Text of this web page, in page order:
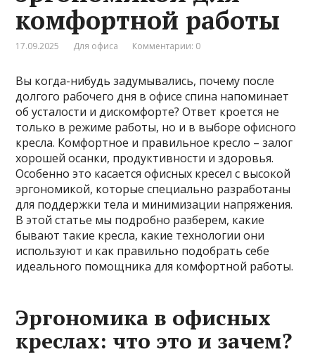
комфортной работы
17.09.2025 Для офиса Комментарии: 0
Вы когда-нибудь задумывались, почему после
долгого рабочего дня в офисе спина напоминает
об усталости и дискомфорте? Ответ кроется не
только в режиме работы, но и в выборе офисного
кресла. Комфортное и правильное кресло – залог
хорошей осанки, продуктивности и здоровья.
Особенно это касается офисных кресел с высокой
эргономикой, которые специально разработаны
для поддержки тела и минимизации напряжения.
В этой статье мы подробно разберем, какие
бывают такие кресла, какие технологии они
используют и как правильно подобрать себе
идеального помощника для комфортной работы.
Эргономика в офисных
креслах: что это и зачем?